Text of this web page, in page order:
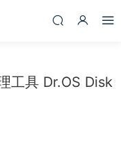
工具 Dr.OS Disk